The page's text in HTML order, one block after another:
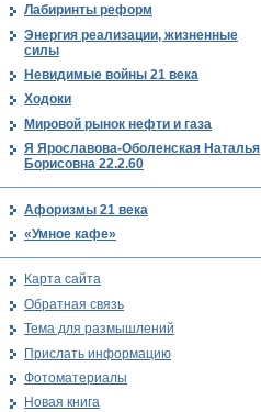
Лабиринты реформ
Энергия реализации, жизненные
силы
Невидимые войны 21 века
Ходоки
Мировой рынок нефти и газа
Я Ярославова-Оболенская Наталья
Борисовна 22.2.60
Афоризмы 21 века
«Умное кафе»
Карта сайта
Обратная связь
Тема для размышлений
Прислать информацию
Фотоматериалы
Новая книга